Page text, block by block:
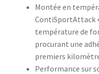
Montée en
ContiSportAttack
température de
procurant une
premiers
Performance sur